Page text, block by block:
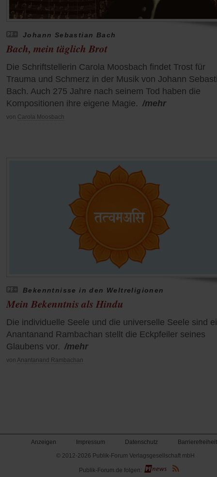
Johann Sebastian Bach
Bach, mein täglich Brot
Die Schriftstellerin Carola Moosbach findet Trost für
Trauma und Schmerz in der Musik von Johann
Bach. Auch 275 Jahre nach seinem Tod haben die
Kompositionen ihre eigene Magie. /mehr
von Carola Moosbach
Bekenntnisse in den Weltreligionen
Mein Bekenntnis als Hindu
Die individuelle Seele und die universelle Seele sind
Anantanand Rambachan stellt die Eckpfeiler seines
Glaubens vor. /mehr
von Anantanand Rambachan
Anzeigen Impressum Datenschutz
Barrierefreiheit
© 2012-2026 Publik-Forum Verlagsgesellschaft mbH
(Öffnet
in
Publik-Forum.de folgen: